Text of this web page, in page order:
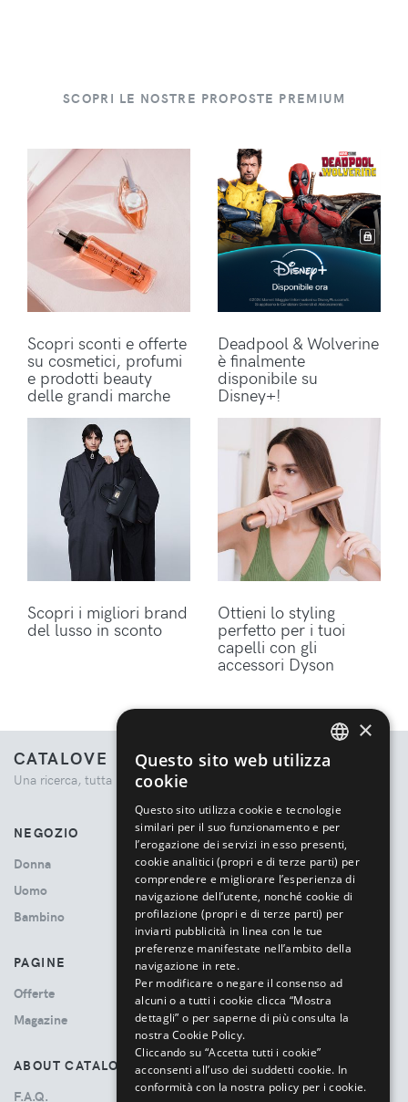
SCOPRI LE NOSTRE PROPOSTE PREMIUM
Scopri sconti e offerte
su cosmetici, profumi
e prodotti beauty
delle grandi marche
Deadpool & Wolverine
è finalmente
disponibile su
Disney+!
Scopri i migliori brand
del lusso in sconto
Ottieni lo styling
perfetto per i tuoi
capelli con gli
accessori Dyson
CATALOVE
Una ricerca, tutta la moda.
NEGOZIO
Donna
Uomo
Bambino
PAGINE
Offerte
Magazine
ABOUT CATALOVE
F.A.Q.
×
Questo sito web utilizza
cookie
Questo sito utilizza cookie e tecnologie
similari per il suo funzionamento e per
l’erogazione dei servizi in esso presenti,
cookie analitici (propri e di terze parti) per
comprendere e migliorare l’esperienza di
navigazione dell’utente, nonché cookie di
profilazione (propri e di terze parti) per
inviarti pubblicità in linea con le tue
preferenze manifestate nell’ambito della
navigazione in rete.
Per modificare o negare il consenso ad
alcuni o a tutti i cookie clicca “Mostra
dettagli” o per saperne di più consulta la
nostra Cookie Policy.
Cliccando su “Accetta tutti i cookie”
acconsenti all’uso dei suddetti cookie. In
conformità con la nostra policy per i cookie.